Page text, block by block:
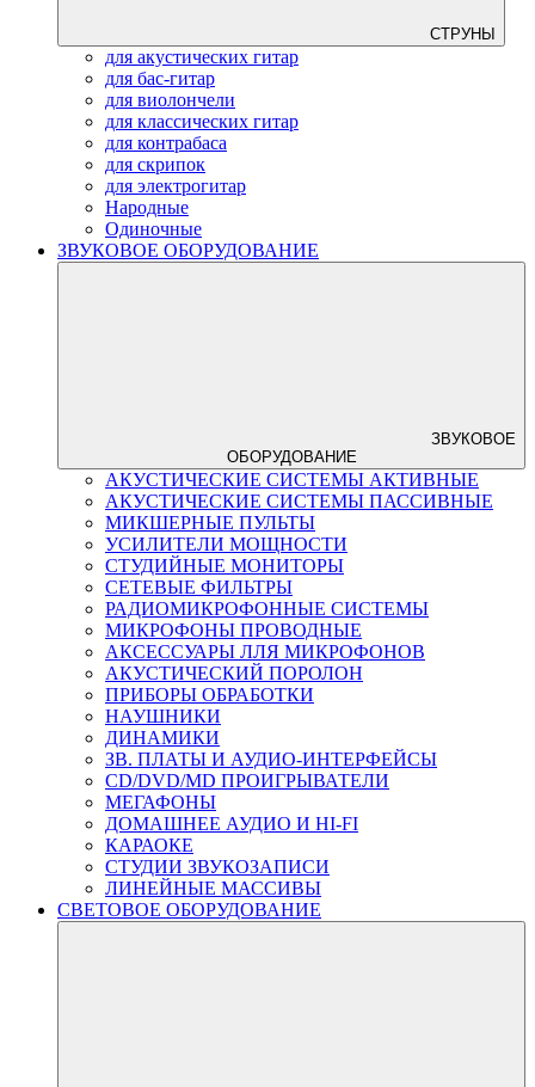
СТРУНЫ
для акустических гитар
для бас-гитар
для виолончели
для классических гитар
для контрабаса
для скрипок
для электрогитар
Народные
Одиночные
ЗВУКОВОЕ ОБОРУДОВАНИЕ
ЗВУКОВОЕ
ОБОРУДОВАНИЕ
АКУСТИЧЕСКИЕ СИСТЕМЫ АКТИВНЫЕ
АКУСТИЧЕСКИЕ СИСТЕМЫ ПАССИВНЫЕ
МИКШЕРНЫЕ ПУЛЬТЫ
УСИЛИТЕЛИ МОЩНОСТИ
СТУДИЙНЫЕ МОНИТОРЫ
СЕТЕВЫЕ ФИЛЬТРЫ
РАДИОМИКРОФОННЫЕ СИСТЕМЫ
МИКРОФОНЫ ПРОВОДНЫЕ
АКСЕССУАРЫ ЛЛЯ МИКРОФОНОВ
АКУСТИЧЕСКИЙ ПОРОЛОН
ПРИБОРЫ ОБРАБОТКИ
НАУШНИКИ
ДИНАМИКИ
ЗВ. ПЛАТЫ И АУДИО-ИНТЕРФЕЙСЫ
CD/DVD/MD ПРОИГРЫВАТЕЛИ
МЕГАФОНЫ
ДОМАШНЕЕ АУДИО И HI-FI
КАРАОКЕ
СТУДИИ ЗВУКОЗАПИСИ
ЛИНЕЙНЫЕ МАССИВЫ
СВЕТОВОЕ ОБОРУДОВАНИЕ